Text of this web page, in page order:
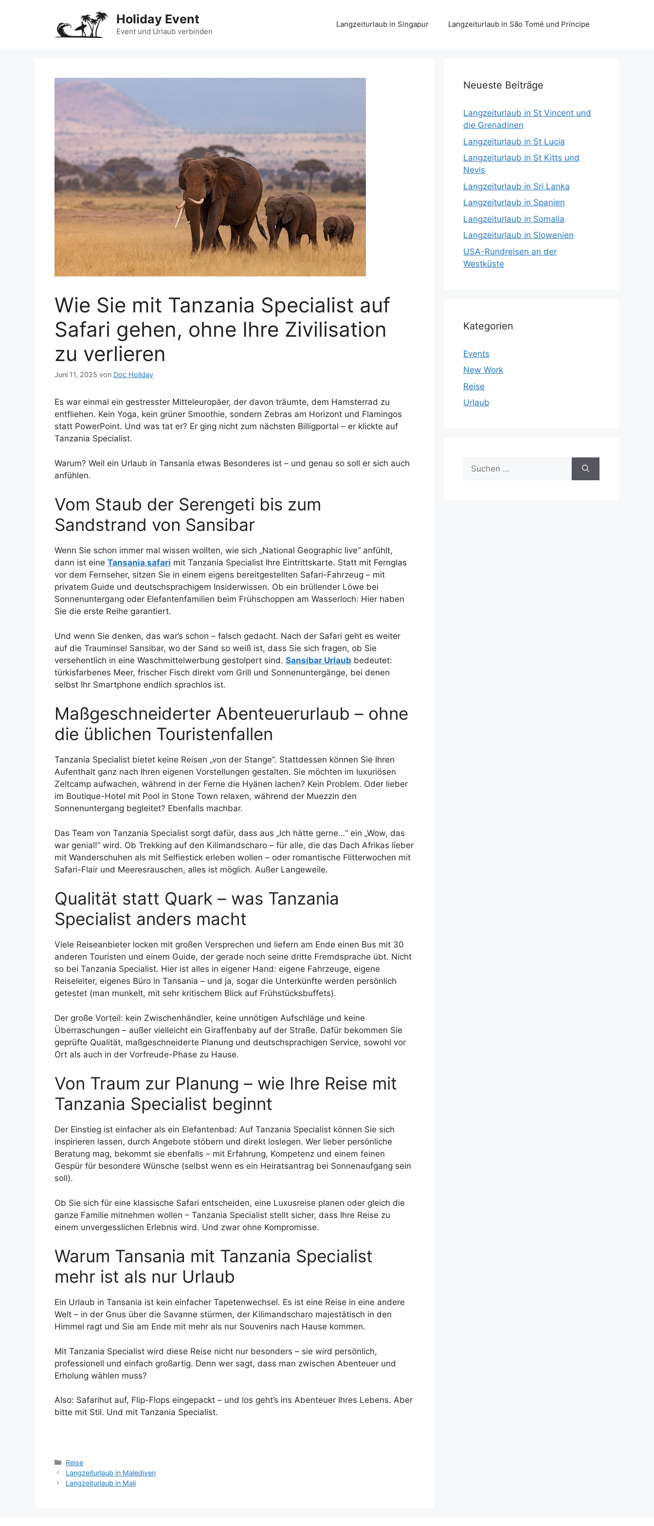
Holiday Event
Event und Urlaub verbinden
Langzeiturlaub in Singapur Langzeiturlaub in São Tomé und Príncipe
Wie Sie mit Tanzania Specialist auf
Safari gehen, ohne Ihre Zivilisation
zu verlieren
Juni 11, 2025 von Doc Holiday
Es war einmal ein gestresster Mitteleuropäer, der davon träumte, dem Hamsterrad zu
entfliehen. Kein Yoga, kein grüner Smoothie, sondern Zebras am Horizont und Flamingos
statt PowerPoint. Und was tat er? Er ging nicht zum nächsten Billigportal – er klickte auf
Tanzania Specialist.
Warum? Weil ein Urlaub in Tansania etwas Besonderes ist – und genau so soll er sich auch
anfühlen.
Vom Staub der Serengeti bis zum
Sandstrand von Sansibar
Wenn Sie schon immer mal wissen wollten, wie sich „National Geographic live“ anfühlt,
dann ist eine Tansania safari mit Tanzania Specialist Ihre Eintrittskarte. Statt mit Fernglas
vor dem Fernseher, sitzen Sie in einem eigens bereitgestellten Safari-Fahrzeug – mit
privatem Guide und deutschsprachigem Insiderwissen. Ob ein brüllender Löwe bei
Sonnenuntergang oder Elefantenfamilien beim Frühschoppen am Wasserloch: Hier haben
Sie die erste Reihe garantiert.
Und wenn Sie denken, das war’s schon – falsch gedacht. Nach der Safari geht es weiter
auf die Trauminsel Sansibar, wo der Sand so weiß ist, dass Sie sich fragen, ob Sie
versehentlich in eine Waschmittelwerbung gestolpert sind. Sansibar Urlaub bedeutet:
türkisfarbenes Meer, frischer Fisch direkt vom Grill und Sonnenuntergänge, bei denen
selbst Ihr Smartphone endlich sprachlos ist.
Maßgeschneiderter Abenteuerurlaub – ohne
die üblichen Touristenfallen
Tanzania Specialist bietet keine Reisen „von der Stange“. Stattdessen können Sie Ihren
Aufenthalt ganz nach Ihren eigenen Vorstellungen gestalten. Sie möchten im luxuriösen
Zeltcamp aufwachen, während in der Ferne die Hyänen lachen? Kein Problem. Oder lieber
im Boutique-Hotel mit Pool in Stone Town relaxen, während der Muezzin den
Sonnenuntergang begleitet? Ebenfalls machbar.
Das Team von Tanzania Specialist sorgt dafür, dass aus „Ich hätte gerne…“ ein „Wow, das
war genial!“ wird. Ob Trekking auf den Kilimandscharo – für alle, die das Dach Afrikas lieber
mit Wanderschuhen als mit Selfiestick erleben wollen – oder romantische Flitterwochen mit
Safari-Flair und Meeresrauschen, alles ist möglich. Außer Langeweile.
Qualität statt Quark – was Tanzania
Specialist anders macht
Viele Reiseanbieter locken mit großen Versprechen und liefern am Ende einen Bus mit 30
anderen Touristen und einem Guide, der gerade noch seine dritte Fremdsprache übt. Nicht
so bei Tanzania Specialist. Hier ist alles in eigener Hand: eigene Fahrzeuge, eigene
Reiseleiter, eigenes Büro in Tansania – und ja, sogar die Unterkünfte werden persönlich
getestet (man munkelt, mit sehr kritischem Blick auf Frühstücksbuffets).
Der große Vorteil: kein Zwischenhändler, keine unnötigen Aufschläge und keine
Überraschungen – außer vielleicht ein Giraffenbaby auf der Straße. Dafür bekommen Sie
geprüfte Qualität, maßgeschneiderte Planung und deutschsprachigen Service, sowohl vor
Ort als auch in der Vorfreude-Phase zu Hause.
Von Traum zur Planung – wie Ihre Reise mit
Tanzania Specialist beginnt
Der Einstieg ist einfacher als ein Elefantenbad: Auf Tanzania Specialist können Sie sich
inspirieren lassen, durch Angebote stöbern und direkt loslegen. Wer lieber persönliche
Beratung mag, bekommt sie ebenfalls – mit Erfahrung, Kompetenz und einem feinen
Gespür für besondere Wünsche (selbst wenn es ein Heiratsantrag bei Sonnenaufgang sein
soll).
Ob Sie sich für eine klassische Safari entscheiden, eine Luxusreise planen oder gleich die
ganze Familie mitnehmen wollen – Tanzania Specialist stellt sicher, dass Ihre Reise zu
einem unvergesslichen Erlebnis wird. Und zwar ohne Kompromisse.
Warum Tansania mit Tanzania Specialist
mehr ist als nur Urlaub
Ein Urlaub in Tansania ist kein einfacher Tapetenwechsel. Es ist eine Reise in eine andere
Welt – in der Gnus über die Savanne stürmen, der Kilimandscharo majestätisch in den
Himmel ragt und Sie am Ende mit mehr als nur Souvenirs nach Hause kommen.
Mit Tanzania Specialist wird diese Reise nicht nur besonders – sie wird persönlich,
professionell und einfach großartig. Denn wer sagt, dass man zwischen Abenteuer und
Erholung wählen muss?
Also: Safarihut auf, Flip-Flops eingepackt – und los geht’s ins Abenteuer Ihres Lebens. Aber
bitte mit Stil. Und mit Tanzania Specialist.
Kategorien
Reise
Langzeiturlaub in Malediven
Langzeiturlaub in Mali
Neueste Beiträge
Langzeiturlaub in St Vincent und
die Grenadinen
Langzeiturlaub in St Lucia
Langzeiturlaub in St Kitts und
Nevis
Langzeiturlaub in Sri Lanka
Langzeiturlaub in Spanien
Langzeiturlaub in Somalia
Langzeiturlaub in Slowenien
USA-Rundreisen an der
Westküste
Kategorien
Events
New Work
Reise
Urlaub
Suchen
nach: